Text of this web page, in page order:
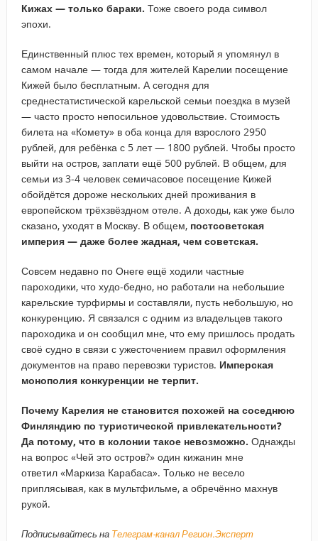
Кижах — только бараки. Тоже своего рода символ
эпохи.
Единственный плюс тех времен, который я упомянул в
самом начале — тогда для жителей Карелии посещение
Кижей было бесплатным. А сегодня для
среднестатистической карельской семьи поездка в музей
— часто просто непосильное удовольствие. Стоимость
билета на «Комету» в оба конца для взрослого 2950
рублей, для ребёнка с 5 лет — 1800 рублей. Чтобы просто
выйти на остров, заплати ещё 500 рублей. В общем, для
семьи из 3-4 человек семичасовое посещение Кижей
обойдётся дороже нескольких дней проживания в
европейском трёхзвёздном отеле. А доходы, как уже было
сказано, уходят в Москву. В общем, постсоветская
империя — даже более жадная, чем советская.
Совсем недавно по Онеге ещё ходили частные
пароходики, что худо-бедно, но работали на небольшие
карельские турфирмы и составляли, пусть небольшую, но
конкуренцию. Я связался с одним из владельцев такого
пароходика и он сообщил мне, что ему пришлось продать
своё судно в связи с ужесточением правил оформления
документов на право перевозки туристов. Имперская
монополия конкуренции не терпит.
Почему Карелия не становится похожей на соседнюю
Финляндию по туристической привлекательности?
Да потому, что в колонии такое невозможно. Однажды
на вопрос «Чей это остров?» один кижанин мне
ответил «Маркиза Карабаса». Только не весело
приплясывая, как в мультфильме, а обречённо махнув
рукой.
Подписывайтесь на Телеграм-канал Регион.Эксперт